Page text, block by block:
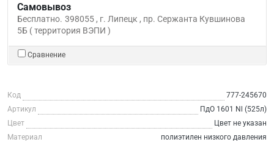
Самовывоз
Бесплатно. 398055 , г. Липецк , пр. Сержанта Кувшинова
5Б ( территория ВЭПИ )
Сравнение
Код
777-245670
Артикул
ПдО 1601 Nl (525л)
Цвет
Цвет не указан
Материал
полиэтилен низкого давления